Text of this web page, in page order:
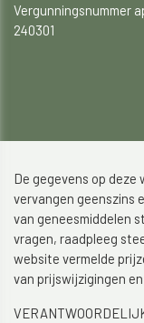
Vergunningsnummer
240301​​​​​​​
De gegevens op
vervangen geenszins
van geneesmiddelen
vragen, raadpleeg
website vermelde
van prijswijzigingen